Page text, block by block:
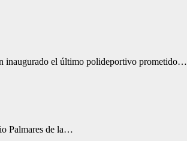
inaugurado el último polideportivo prometido…
Palmares de la…